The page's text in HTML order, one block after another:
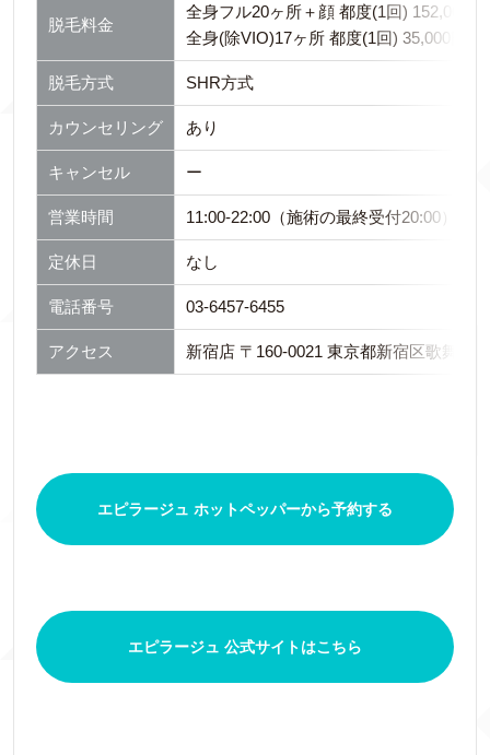
脱毛料金
全身フル20ヶ所＋顔 都度(1回) 152,000円
全身(除VIO)17ヶ所 都度(1回) 35,000円
脱毛方式 SHR方式
カウンセリング あり
キャンセル ー
営業時間 11:00-22:00（施術の最終受付20:00）
定休日 なし
電話番号 03-6457-6455
アクセス 新宿店 〒160-0021 東京都新宿区歌舞伎
エピラージュ ホットペッパーから予約する
エピラージュ 公式サイトはこちら